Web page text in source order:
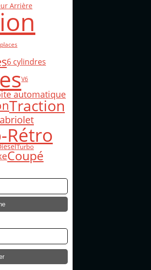
Arrière
6 cylindres
V6
automatique
Traction
Rétro
Turbo
Coupé